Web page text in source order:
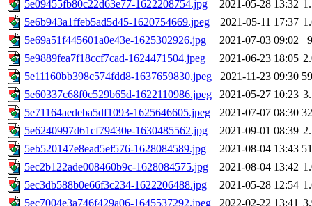
5e09455fb80c22d63e77-1622208754.jpg
2021-05-28 13:32
5e6b943a1ffeb5ad5d45-1620754669.jpeg
2021-05-11 17:37
5e69a51f445601a0e43e-1625302926.jpg
2021-07-03 09:02
5e9889fea7f18ccf7cad-1624471504.jpeg
2021-06-23 18:05
5e11160bb398c574fdd8-1637659830.jpeg
2021-11-23 09:30
5e60337c68f0c529b65d-1622110986.jpeg
2021-05-27 10:23
5e71164aedeba5df1093-1625646605.jpeg
2021-07-07 08:30
5e6240997d61cf79430e-1630485562.jpg
2021-09-01 08:39
5eb520147e8ead5ef576-1628084589.jpg
2021-08-04 13:43
5ec2b122ade008460b9c-1628084575.jpg
2021-08-04 13:42
5ec3db588b0e66f3c234-1622206488.jpg
2021-05-28 12:54
5ec7004e3a746f429a06-1645537292.jpeg
2022-02-22 13:41